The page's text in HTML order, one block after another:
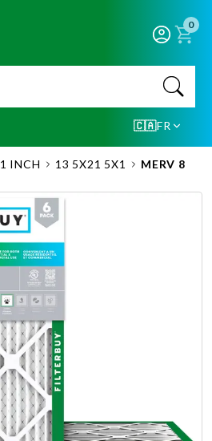
0
🇨🇦FR
1 INCH 13 5X21 5X1 MERV 8